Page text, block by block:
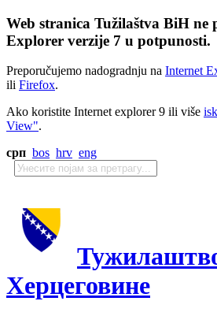
Web stranica Tužilaštva BiH ne
Explorer verzije 7 u potpunosti.
Preporučujemo nadogradnju na Internet
ili Firefox.
Ako koristite Internet explorer 9 ili više
View".
срп bos hrv eng
Херцеговине